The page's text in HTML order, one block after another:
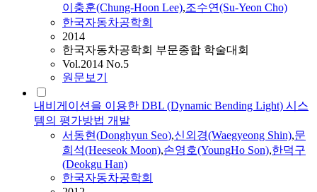
이충훈(Chung-Hoon Lee),조수연(Su-Yeon Cho)
한국자동차공학회
2014
한국자동차공학회 부문종합 학술대회
Vol.2014 No.5
원문보기
내비게이션을 이용한 DBL (Dynamic Bending Light) 시스
템의 평가방법 개발
서동현(Donghyun Seo),신외경(Waegyeong Shin),문
희석(Heeseok Moon),손영호(YoungHo Son),한덕구
(Deokgu Han)
한국자동차공학회